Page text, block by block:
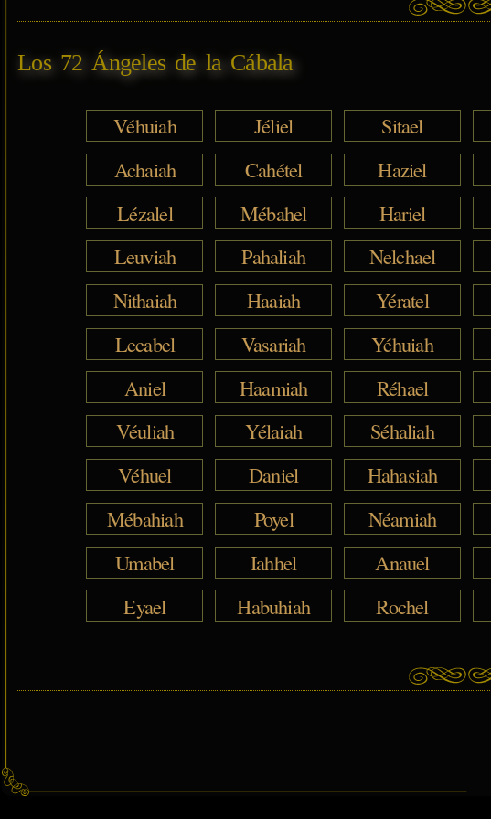
Los 72 Ángeles de la Cábala
Véhuiah Jéliel Sitael
Achaiah
Cahétel Haziel
Lézalel
Mébahel Hariel
Leuviah
Pahaliah Nelchael
Nithaiah
Haaiah Yératel
Lecabel
Vasariah Yéhuiah
Aniel
Haamiah Réhael
Véuliah
Yélaiah Séhaliah
Véhuel
Daniel Hahasiah
Mébahiah
Poyel Néamiah
Umabel
Iahhel Anauel
Eyael
Habuhiah Rochel